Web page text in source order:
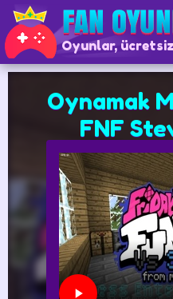
Oynamak
FNF